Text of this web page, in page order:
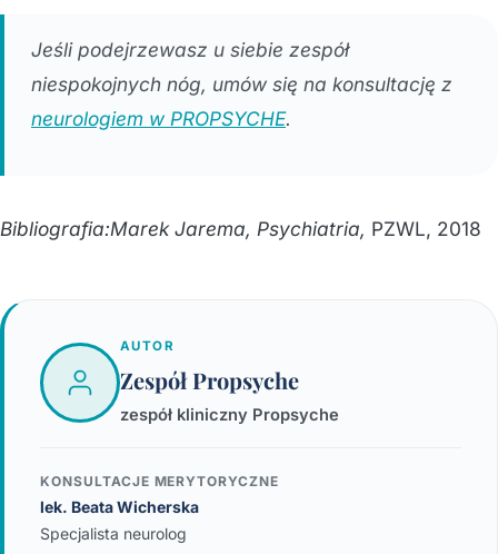
Jeśli podejrzewasz u siebie zespół
niespokojnych nóg, umów się na konsultację z
neurologiem w PROPSYCHE.
Bibliografia:Marek Jarema, Psychiatria, PZWL, 2018
AUTOR
Zespół Propsyche
zespół kliniczny Propsyche
KONSULTACJE MERYTORYCZNE
lek. Beata Wicherska
Specjalista neurolog